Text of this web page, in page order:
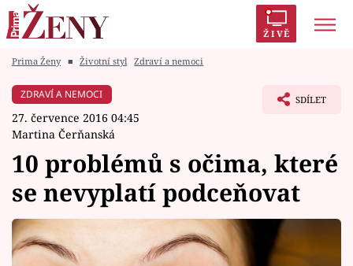
ŽIVĚ
Módní alarm
Zrádci
Témata
Celebrity
Prima Ženy ■ Životní styl Zdraví a nemoci
ZDRAVÍ A NEMOCI
27. července 2016 04:45
Martina Čerňanská
SDÍLET
10 problémů s očima, které
se nevyplatí podceňovat